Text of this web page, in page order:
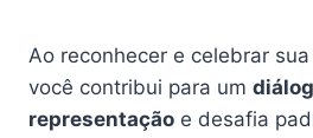
Ao reconhecer e celebrar
você contribui para um
representação e desafia